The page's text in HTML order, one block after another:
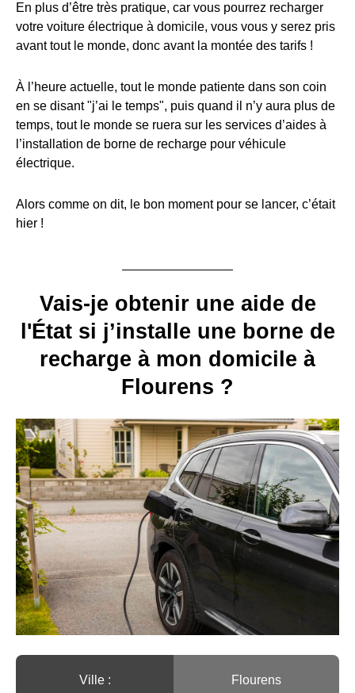
En plus d’être très pratique, car vous pourrez recharger
votre voiture électrique à domicile, vous vous y serez pris
avant tout le monde, donc avant la montée des tarifs !
À l’heure actuelle, tout le monde patiente dans son coin
en se disant "j’ai le temps", puis quand il n’y aura plus de
temps, tout le monde se ruera sur les services d’aides à
l’installation de borne de recharge pour véhicule
électrique.
Alors comme on dit, le bon moment pour se lancer, c’était
hier !
Vais-je obtenir une aide de
l'État si j’installe une borne de
recharge à mon domicile à
Flourens ?
Ville :️ Flourens